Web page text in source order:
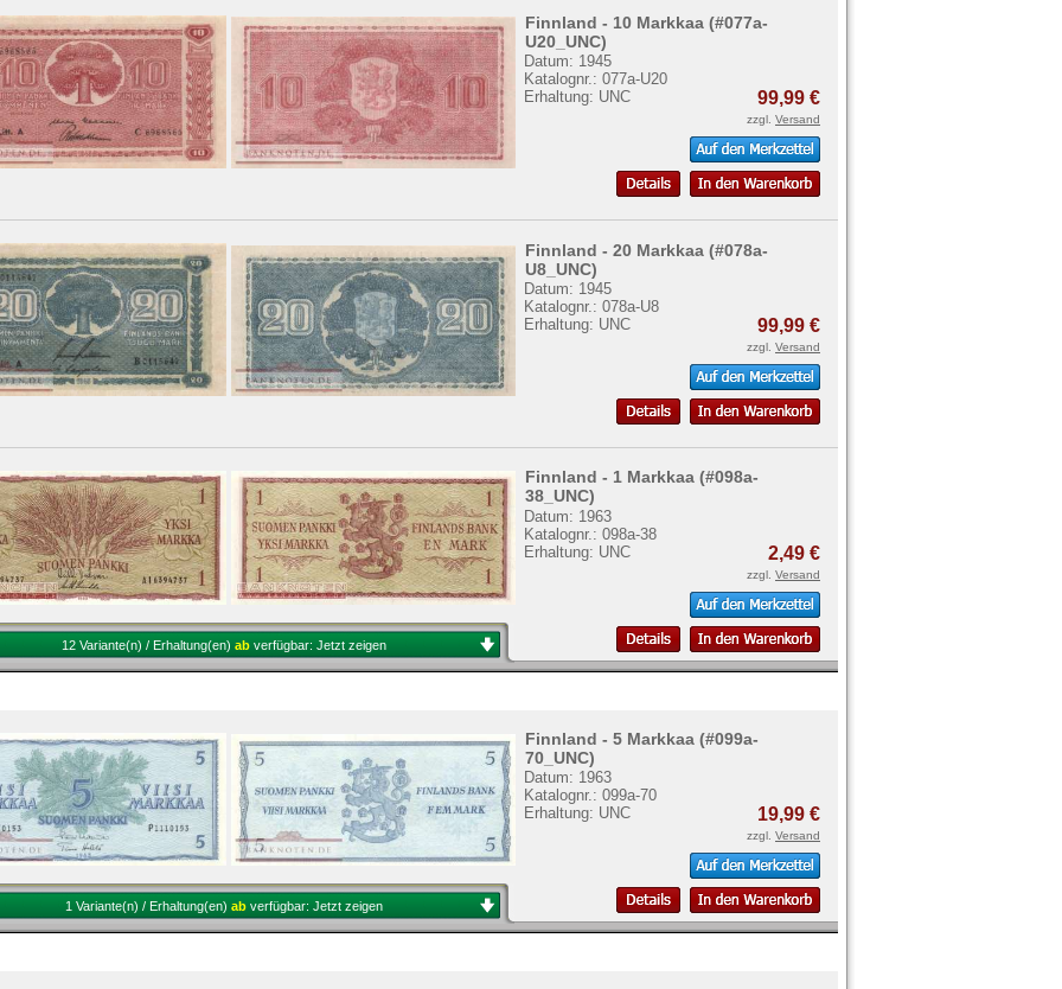
Finnland - 10 Markkaa (#077a-
U20_UNC)
Datum: 1945
Katalognr.: 077a-U20
Erhaltung: UNC
99,99 €
zzgl. Versand
Finnland - 20 Markkaa (#078a-
U8_UNC)
Datum: 1945
Katalognr.: 078a-U8
Erhaltung: UNC
99,99 €
zzgl. Versand
Finnland - 1 Markkaa (#098a-
38_UNC)
Datum: 1963
Katalognr.: 098a-38
Erhaltung: UNC
2,49 €
zzgl. Versand
12 Variante(n) / Erhaltung(en) ab verfügbar: Jetzt zeigen
Finnland - 5 Markkaa (#099a-
70_UNC)
Datum: 1963
Katalognr.: 099a-70
Erhaltung: UNC
19,99 €
zzgl. Versand
1 Variante(n) / Erhaltung(en) ab verfügbar: Jetzt zeigen